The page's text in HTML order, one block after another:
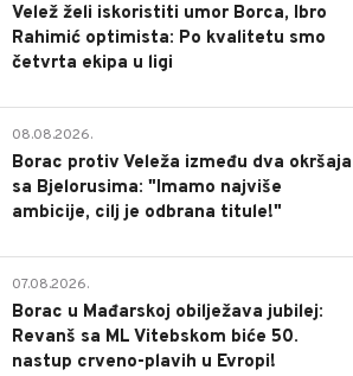
Velež želi iskoristiti umor Borca, Ibro
Rahimić optimista: Po kvalitetu smo
četvrta ekipa u ligi
08.08.2026.
Borac protiv Veleža između dva okršaja
sa Bjelorusima: "Imamo najviše
ambicije, cilj je odbrana titule!"
07.08.2026.
Borac u Mađarskoj obilježava jubilej:
Revanš sa ML Vitebskom biće 50.
nastup crveno-plavih u Evropi!